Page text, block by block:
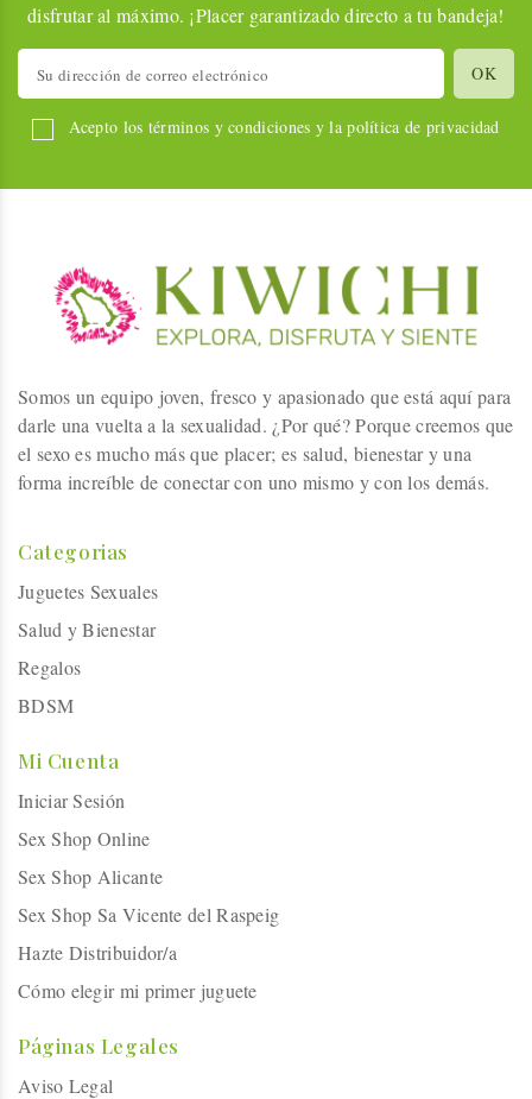
disfrutar al máximo. ¡Placer garantizado directo a tu bandeja!
Acepto los términos y condiciones y la política de privacidad
Somos un equipo joven, fresco y apasionado que está aquí para
darle una vuelta a la sexualidad. ¿Por qué? Porque creemos que
el sexo es mucho más que placer; es salud, bienestar y una
forma increíble de conectar con uno mismo y con los demás.
Categorias
Juguetes Sexuales
Salud y Bienestar
Regalos
BDSM
Mi Cuenta
Iniciar Sesión
Sex Shop Online
Sex Shop Alicante
Sex Shop Sa Vicente del Raspeig
Hazte Distribuidor/a
Cómo elegir mi primer juguete
Páginas Legales
Aviso Legal